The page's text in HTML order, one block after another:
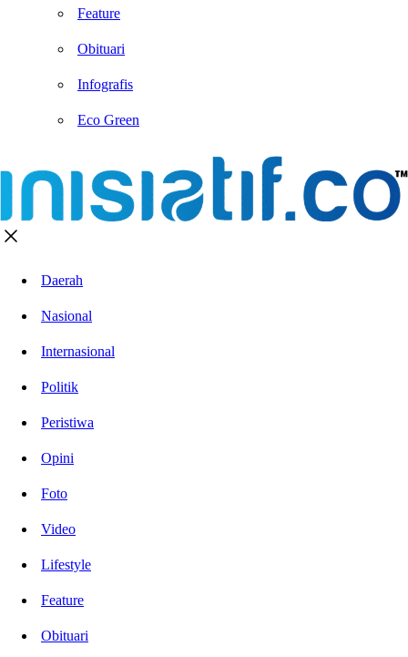
Feature
Obituari
Infografis
Eco Green
Daerah
Nasional
Internasional
Politik
Peristiwa
Opini
Foto
Video
Lifestyle
Feature
Obituari